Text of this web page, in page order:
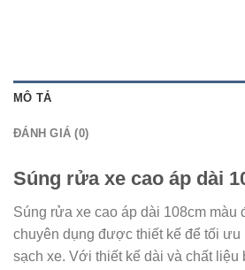
MÔ TẢ
ĐÁNH GIÁ (0)
Súng rửa xe cao áp dài
Súng rửa xe cao áp dài 108cm màu
chuyên dụng được thiết kế để tối ưu
sạch xe. Với thiết kế dài và chất liệu